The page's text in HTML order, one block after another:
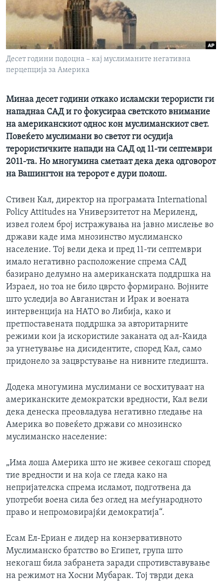
ИНТЕРВЈУА
Јазици
Десет години подоцна – кај муслиманите негативна
перцепција за Америка
Минаа десет години откако исламски терористи ги
нападнаа САД и го фокусираа светското внимание
на американскиот однос кон муслиманскиот свет.
Повеќето муслимани во светот ги осудија
терористичките напади на САД од 11-ти септември
2011-та. Но многумина сметаат дека дека одговорот
на Вашингтон на теророт е дури полош.
Стивен Кал, директор на програмата International
Policy Attitudes на Универзитетот на Мериленд,
извел голем број истражувања на јавно мислење во
држави каде има мнозинство муслиманско
население. Тој вели дека и пред 11-ти септември
имало негативно расположение спрема САД
базирано делумно на американската поддршка на
Израел, но тоа не било цврсто формирано. Војните
што уследија во Авганистан и Ирак и воената
интервенција на НАТО во Либија, како и
претпоставената поддршка за авторитарните
режими кои ја искористиле заканата од ал-Каида
за угнетување на дисидентите, според Кал, само
придонело за зацврстување на нивните гледишта.
Додека многумина муслимани се восхитуваат на
американските демократски вредности, Кал вели
дека денеска преовладува негативно гледање на
Америка во повеќето држави со мнозинско
муслиманско население:
„Има лоша Америка што не живее секогаш според
тие вредности и на која се гледа како на
непријателска спрема исламот, подготвена да
употреби воена сила без оглед на меѓународното
право и непромовирајќи демократија“.
Есам Ел-Ериан е лидер на конзервативното
Муслиманско братство во Египет, група што
некогаш била забранета заради спротивставување
на режимот на Хосни Мубарак. Тој тврди дека